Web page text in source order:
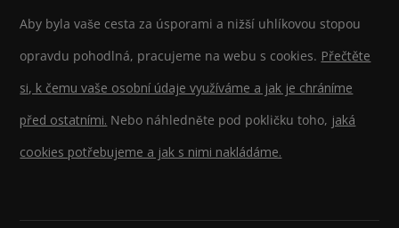
Aby byla vaše cesta za úsporami a nižší uhlíkovou stopou
opravdu pohodlná, pracujeme na webu s cookies. Přečtěte
si, k čemu vaše osobní údaje využíváme a jak je chráníme
před ostatními. Nebo náhledněte pod pokličku toho, jaká
cookies potřebujeme a jak s nimi nakládáme.